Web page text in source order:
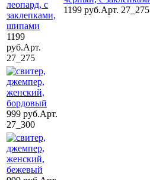
1199
руб.Арт.
27_275
1199 руб.Арт. 27_275
999 руб.Арт.
27_300